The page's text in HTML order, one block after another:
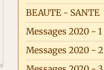
BEAUTE - SANTE
Messages 2020 - 1
Messages 2020 - 2